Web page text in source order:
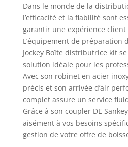
Dans le monde de la
l’efficacité et la fiabilité sont
garantir une expérience
L’équipement de préparation
Jockey Boîte distributrice kit
solution idéale pour les
Avec son robinet en acier
précis et son arrivée d’air
complet assure un service
Grâce à son coupler DE
aisément à vos besoins
gestion de votre offre de